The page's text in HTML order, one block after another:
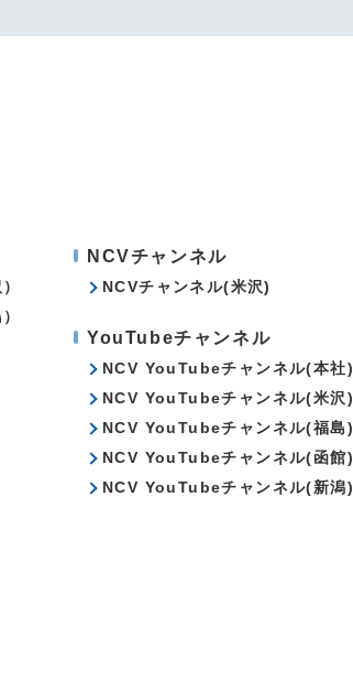
NCVチャンネル
NCVチャンネル(米沢)
YouTubeチャンネル
NCV YouTubeチャンネル(本社)
NCV YouTubeチャンネル(米沢)
NCV YouTubeチャンネル(福島)
NCV YouTubeチャンネル(函館)
NCV YouTubeチャンネル(新潟)